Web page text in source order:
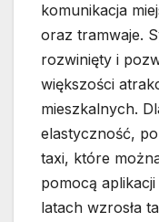
komunikacja
oraz tramwaje.
rozwinięty i
większości
mieszkalnych.
elastyczność,
taxi, które
pomocą
latach wzrosła